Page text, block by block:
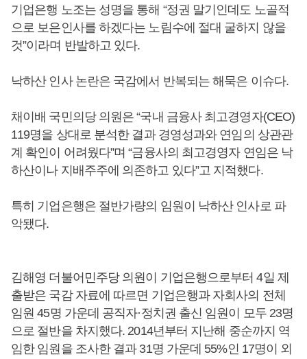
기업은행 노조는 성명을 통해 “정권 말기인데도 노골적
으로 보은인사를 하겠다는 노림수에 절대 굴하지 않을
것”이라며 반발하고 있다.
낙하산 인사 논란은 국감에서 반복되는 해묵은 이슈다.
채이배 국민의당 의원은 “국내 금융사 최고경영자(CEO)
119명을 상대로 분석한 결과 경영성과와 연임의 상관관
계 확인이 어려웠다”며 “금융사의 최고경영자 연임은 낙
하산이나 지배주주에 의존하고 있다”고 지적했다.
특히 기업은행은 절반가량의 임원이 낙하산 인사로 파
악됐다.
김해영 더불어민주당 의원이 기업은행으로부터 4일 제
출받은 국감 자료에 따르면 기업은행과 자회사의 전체
임원 45명 가운데 공직자·정치권 출신 임원이 모두 23명
으로 절반을 차지했다. 2014년부터 지난해 중순까지 역
임한 임원을 조사한 결과 31명 가운데 55%인 17명이 외